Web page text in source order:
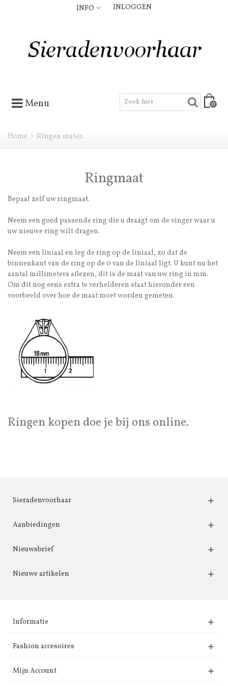
INFO INLOGGEN
Menu 0
Home > Ringen maten
Ringmaat
Bepaal zelf uw ringmaat.
Neem een goed passende ring die u draagt om de vinger waar u
uw nieuwe ring wilt dragen.
Neem een liniaal en leg de ring op de liniaal, zo dat de
binnenkant van de ring op de 0 van de liniaal ligt. U kunt nu het
aantal millimeters aflezen, dit is de maat van uw ring in mm.
Om dit nog eens extra te verhelderen staat hieronder een
voorbeeld over hoe de maat moet worden gemeten.
Ringen kopen doe je bij ons online.
Sieradenvoorhaar
Aanbiedingen
Nieuwsbrief
Nieuwe artikelen
Informatie
Fashion accesoires
Mijn Account